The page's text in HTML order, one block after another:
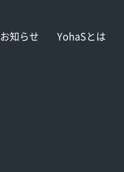
お知らせ YohaSとは